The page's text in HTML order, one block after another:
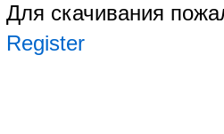
Для скачивания
Register